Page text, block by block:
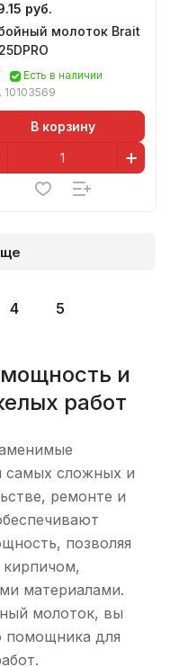
руб.
молоток Brait
Есть в наличии
10103569
В корзину
4 5
и
работ
самых сложных и
ремонте и
позволяя
кирпичом,
материалами.
молоток, вы
помощника для